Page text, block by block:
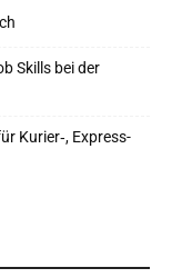
Skills bei der
Kurier‑, Express-